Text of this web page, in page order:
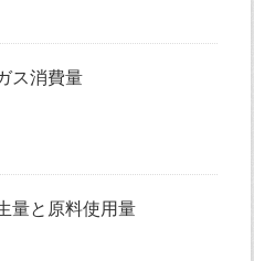
ス消費量
量と原料使用量